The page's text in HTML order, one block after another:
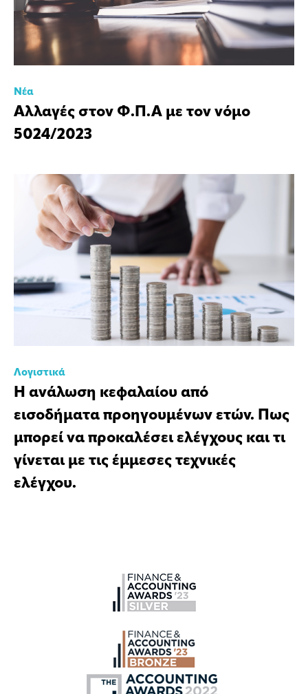
Νέα
Αλλαγές στον Φ.Π.Α με τον νόμο
5024/2023
Λογιστικά
Η ανάλωση κεφαλαίου από
εισοδήματα προηγουμένων ετών. Πως
μπορεί να προκαλέσει ελέγχους και τι
γίνεται με τις έμμεσες τεχνικές
ελέγχου.